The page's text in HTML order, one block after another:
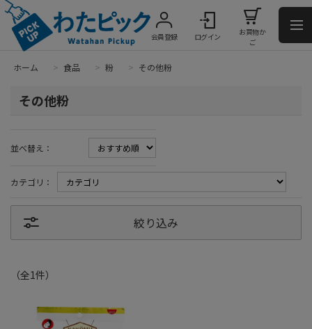
会員登録 ログイン
お買物か
ご
ホーム > 食品 > 粉 > その他粉
その他粉
並べ替え：
カテゴリ：
絞り込み
（全1件）